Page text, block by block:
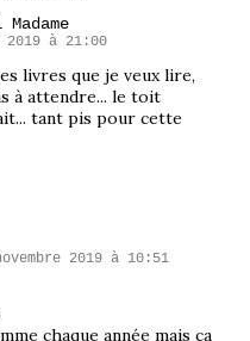
2019 à 21:00
livres que je veux lire,
à attendre... le toit
tant pis pour cette
2019 à 10:51
chaque année mais ça